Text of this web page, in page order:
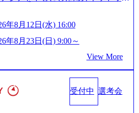
高く、赤字事業でも投資して長期
れる環境 対面でのコミュニケーシ
ため出社勤務。1日の労働時間平均
(土) 10:00～最長16:00 2026年8月10
員を上回る場合は、厳正なる審査
いただきます。ご了承ください。
説明会 → 面接(会社説明会終了
リモートにて実施します。 ※参加
021600008/) 規模拡大で成功する理
者などマーケティングのトップ人
markezine.jp/article/detail/45446) エン
トへ。会社に入って、何が変わっ
post-288838) プラダ：ラグ
song/prada-luxury-product-customizati
ウト支援 (https://www.accenture.co
taisho-pharmaceutical)（ストラテ
） ソフトバンク：初のオンライン
総合コンサルティングファーム
』をブランドメッセージに掲げ、
て社会や産業の課題を解決し、未
及び経済的価値の追求にも貢献 NE
実現して、現在はNECのグループ会
、豊富な経験を持つ約6,000名を超
を有する 金融、製造、流通、エネ
年8月12日(水) 16:00
年8月23日(日) 9:00～
View More
受付中 選考会